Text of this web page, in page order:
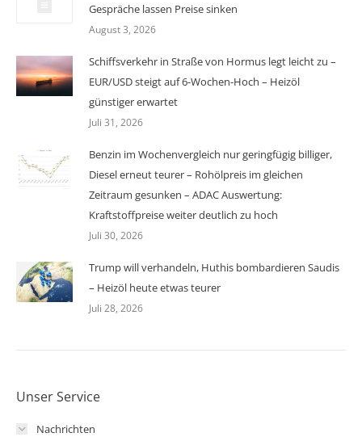
Gespräche lassen Preise sinken
August 3, 2026
Schiffsverkehr in Straße von Hormus legt leicht zu –
EUR/USD steigt auf 6-Wochen-Hoch – Heizöl
günstiger erwartet
Juli 31, 2026
Benzin im Wochenvergleich nur geringfügig billiger,
Diesel erneut teurer – Rohölpreis im gleichen
Zeitraum gesunken – ADAC Auswertung:
Kraftstoffpreise weiter deutlich zu hoch
Juli 30, 2026
Trump will verhandeln, Huthis bombardieren Saudis
– Heizöl heute etwas teurer
Juli 28, 2026
Unser Service
Nachrichten